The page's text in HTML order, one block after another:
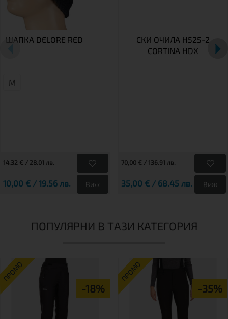
ШАПКА DELORE RED
М
14,32 € / 28.01 лв.
10,00 € / 19.56 лв. Виж
СКИ ОЧИЛА H525-2
CORTINA HDX
70,00 € / 136.91 лв.
35,00 € / 68.45 лв. Виж
ПОПУЛЯРНИ В ТАЗИ КАТЕГОРИЯ
ПРОМО
-18%
ПРОМО
-35%